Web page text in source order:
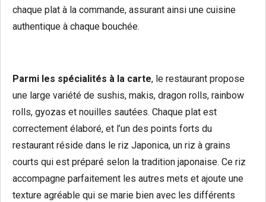
chaque plat à la commande, assurant ainsi une cuisine
authentique à chaque bouchée.
Parmi les spécialités à la carte, le restaurant propose
une large variété de sushis, makis, dragon rolls, rainbow
rolls, gyozas et nouilles sautées. Chaque plat est
correctement élaboré, et l’un des points forts du
restaurant réside dans le riz Japonica, un riz à grains
courts qui est préparé selon la tradition japonaise. Ce riz
accompagne parfaitement les autres mets et ajoute une
texture agréable qui se marie bien avec les différents